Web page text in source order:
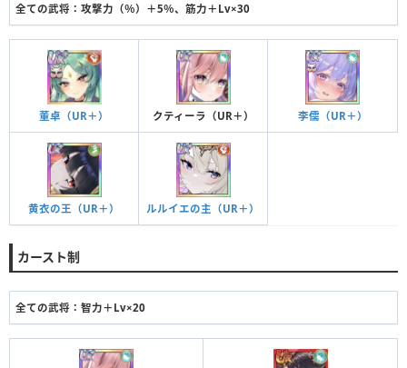
全ての武将：攻撃力（％）＋5％、筋力＋Lv×30
董卓（UR＋） クティーラ（UR＋） 李儒（UR＋）
黄衣の王（UR＋） ルルイエの主（UR＋）
カースト制
全ての武将：智力＋Lv×20